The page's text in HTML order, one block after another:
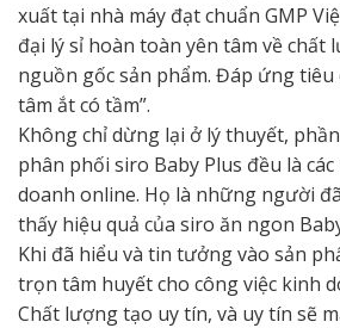
xuất tại nhà máy đạt chuẩn GMP
đại lý sỉ hoàn toàn yên tâm về chất
nguồn gốc sản phẩm. Đáp ứng tiêu
tâm ắt có tầm”.
Không chỉ dừng lại ở lý thuyết,
phân phối siro Baby Plus đều là
doanh online. Họ là những người
thấy hiệu quả của siro ăn ngon
Khi đã hiểu và tin tưởng vào sản
trọn tâm huyết cho công việc kinh
Chất lượng tạo uy tín, và uy tín sẽ